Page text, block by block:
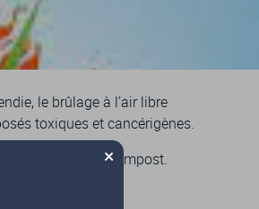
le brûlage à l’air libre
toxiques et cancérigènes.
sous forme de compost.
×